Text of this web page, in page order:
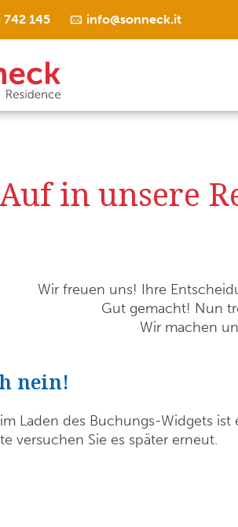
145 info@sonneck.it
Auf in unsere
Wir freuen uns! Ihre
Gut gemacht! Nun
Wir machen
nein!
Laden des Buchungs-Widgets
versuchen Sie es später erneut.